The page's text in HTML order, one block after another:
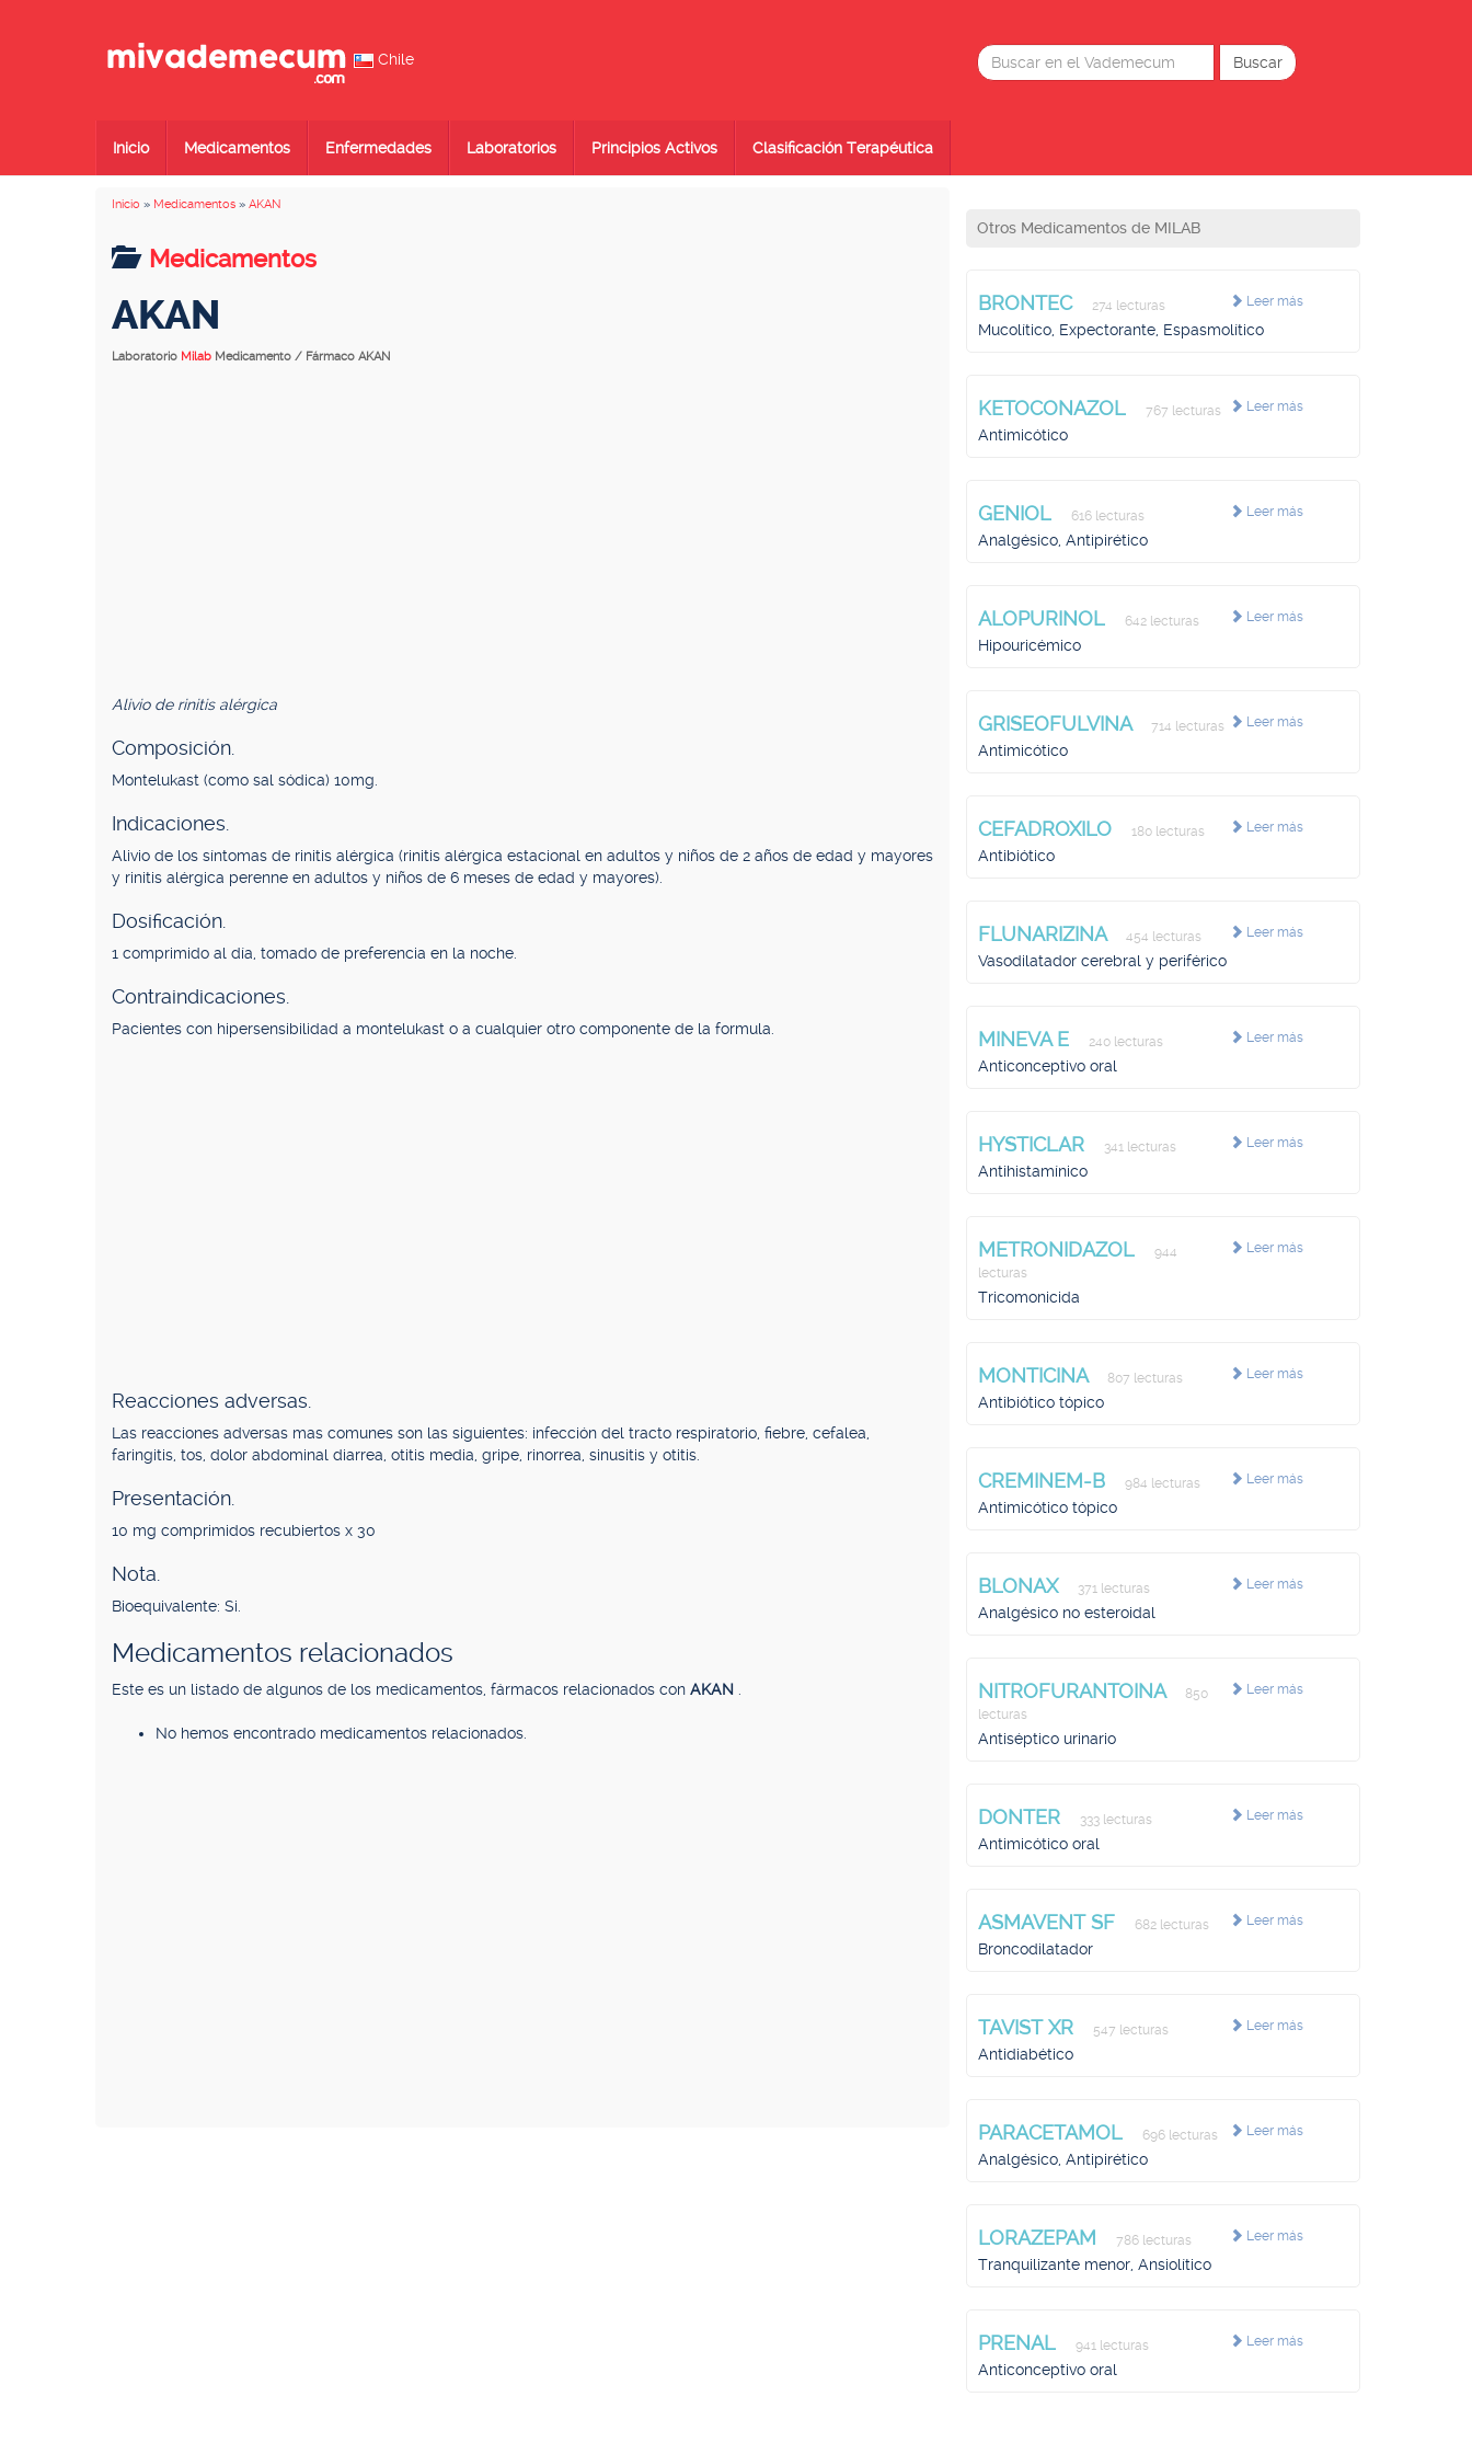
Chile
Inicio Medicamentos Enfermedades Laboratorios Principios Activos Clasificación Terapéutica
Inicio » Medicamentos » AKAN
Medicamentos
AKAN
Laboratorio Milab Medicamento / Fármaco AKAN
Alivio de rinitis alérgica
Composición.
Montelukast (como sal sódica) 10mg.
Indicaciones.
Alivio de los síntomas de rinitis alérgica (rinitis alérgica estacional en adultos y niños de 2 años de edad y mayores
y rinitis alérgica perenne en adultos y niños de 6 meses de edad y mayores).
Dosificación.
1 comprimido al día, tomado de preferencia en la noche.
Contraindicaciones.
Pacientes con hipersensibilidad a montelukast o a cualquier otro componente de la formula.
Reacciones adversas.
Las reacciones adversas mas comunes son las siguientes: infección del tracto respiratorio, fiebre, cefalea,
faringitis, tos, dolor abdominal diarrea, otitis media, gripe, rinorrea, sinusitis y otitis.
Presentación.
10 mg comprimidos recubiertos x 30
Nota.
Bioequivalente: Si.
Medicamentos relacionados
Este es un listado de algunos de los medicamentos, fármacos relacionados con AKAN
No hemos encontrado medicamentos relacionados.
Otros Medicamentos de MILAB
Leer más
BRONTEC 274 lecturas
Mucolítico, Expectorante, Espasmolítico
Leer más
KETOCONAZOL 767 lecturas
Antimicótico
Leer más
GENIOL 616 lecturas
Analgésico, Antipirético
Leer más
ALOPURINOL 642 lecturas
Hipouricémico
Leer más
GRISEOFULVINA 714 lecturas
Antimicótico
Leer más
CEFADROXILO 180 lecturas
Antibiótico
Leer más
FLUNARIZINA 454 lecturas
Vasodilatador cerebral y periférico
Leer más
MINEVA E 240 lecturas
Anticonceptivo oral
Leer más
HYSTICLAR 341 lecturas
Antihistamínico
Leer más
METRONIDAZOL
944
lecturas
Tricomonicida
Leer más
MONTICINA 807 lecturas
Antibiótico tópico
Leer más
CREMINEM-B 984 lecturas
Antimicótico tópico
Leer más
BLONAX 371 lecturas
Analgésico no esteroidal
Leer más
NITROFURANTOINA
850
lecturas
Antiséptico urinario
Leer más
DONTER 333 lecturas
Antimicótico oral
Leer más
ASMAVENT SF 682 lecturas
Broncodilatador
Leer más
TAVIST XR 547 lecturas
Antidiabético
Leer más
PARACETAMOL 696 lecturas
Analgésico, Antipirético
Leer más
LORAZEPAM 786 lecturas
Tranquilizante menor, Ansiolítico
Leer más
PRENAL 941 lecturas
Anticonceptivo oral